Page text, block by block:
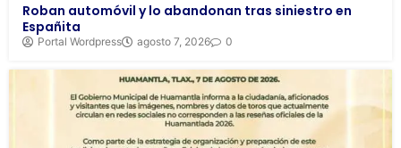
Roban automóvil y lo abandonan tras siniestro en
Españita
Portal Wordpress agosto 7, 2026 0